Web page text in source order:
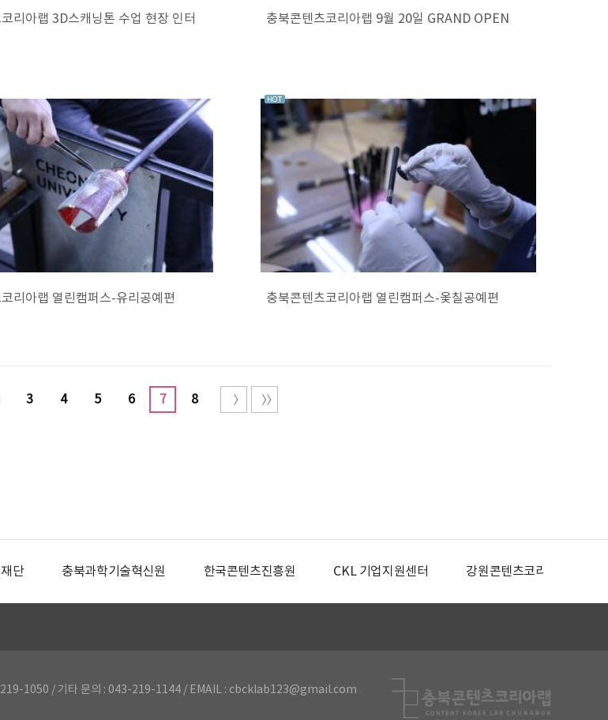
리아랩 3D스캐닝톤 수업 현장 인터
충북콘텐츠코리아랩 9월 20일 GRAND OPEN
리아랩 열린캠퍼스-유리공예편 충북콘텐츠코리아랩 열린캠퍼스-옻칠공예편
3 4 5 6 7 8
단 충북과학기술혁신원 한국콘텐츠진흥원 CKL 기업지원센터 강원콘텐츠코리아랩
219-1050 / 기타 문의 : 043-219-1144 / EMAIL : cbcklab123@gmail.com